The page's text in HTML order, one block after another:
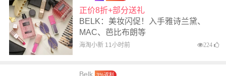
正价8折+部分送礼
BELK：美妆闪促！入手雅诗兰黛、
MAC、芭比布朗等
海淘小新 11小时前 224
Belk 3%返利